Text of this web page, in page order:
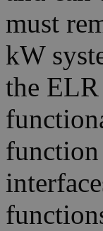
must
kW
the
function